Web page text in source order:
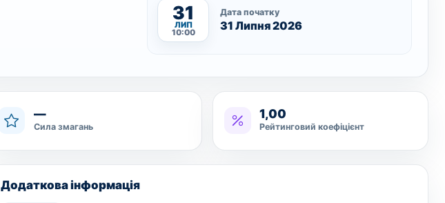
31
ЛИП
10:00
Дата початку
31 Липня 2026
—
Сила змагань
1,00
Рейтинговий коефіцієнт
Додаткова інформація